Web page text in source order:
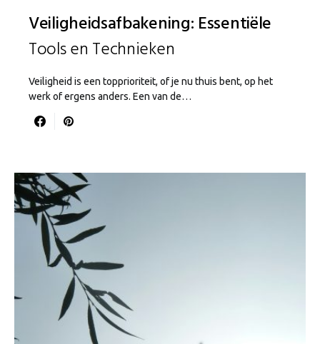
Veiligheidsafbakening: Essentiële
Tools en Technieken
Veiligheid is een topprioriteit, of je nu thuis bent, op het
werk of ergens anders. Een van de…